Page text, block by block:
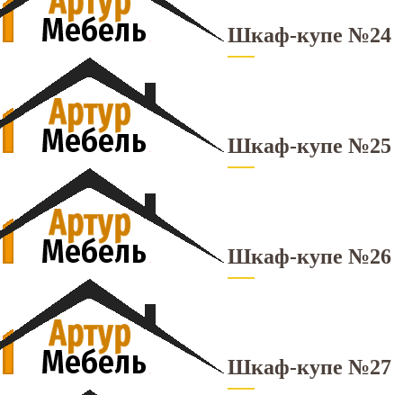
Шкаф-купе №24
Шкаф-купе №25
Шкаф-купе №26
Шкаф-купе №27